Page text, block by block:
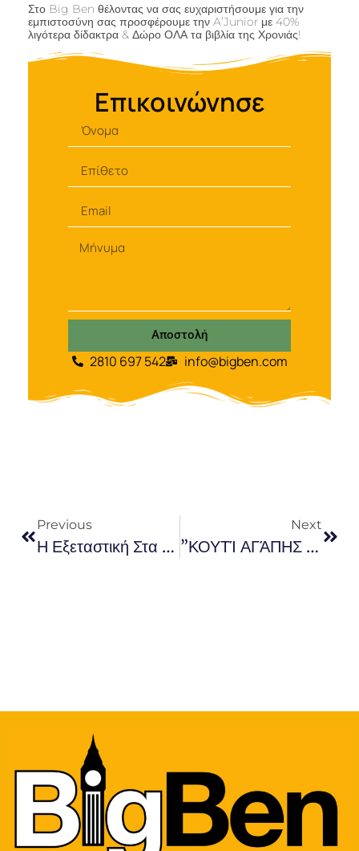
Στο Big Ben θέλοντας να σας ευχαριστήσουμε για την
εμπιστοσύνη σας προσφέρουμε την A’Junior με 40%
λιγότερα δίδακτρα & Δώρο ΟΛΑ τα βιβλία της Χρονιάς!
Επικοινώνησε
Αποστολή
2810 697 542 info@bigben.com
Previous
Η Εξεταστική Στα Αγγλικά Αρχίζει Με CAMBRIDGE!!! Good Luck Children!!! Let’s Go For It!!!
Next
”ΚΟΥΤΊ ΑΓΆΠΗΣ ΚΑΙ ΠΡΟΣΦΟΡΆΣ “